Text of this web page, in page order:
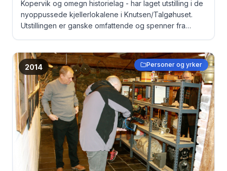
Kopervik og omegn historielag - har laget utstilling i de
nyoppussede kjellerlokalene i Knutsen/Talgøhuset.
Utstillingen er ganske omfattende og spenner fra
utstillingskjelleren ... Fra venstre: Anne Serine
Johannesen (Myge), Arnold Johannesen og Sverre
Larsen
2014 Personer og yrker